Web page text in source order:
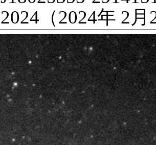
2024（2024年 2月